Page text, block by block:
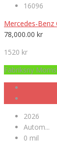
16096
Mercedes-
78,000.00 kr
1520 kr
Fabriksny
2026
Autom...
0 mil